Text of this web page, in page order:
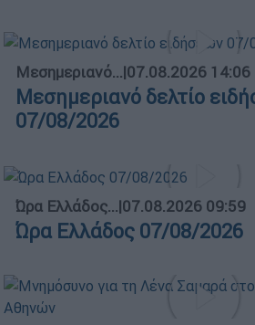
Μεσημεριανό...|07.08.2026 14:06
Μεσημεριανό δελτίο
07/08/2026
Ώρα Ελλάδος...|07.08.2026 09:59
Ώρα Ελλάδος 07/08/2026